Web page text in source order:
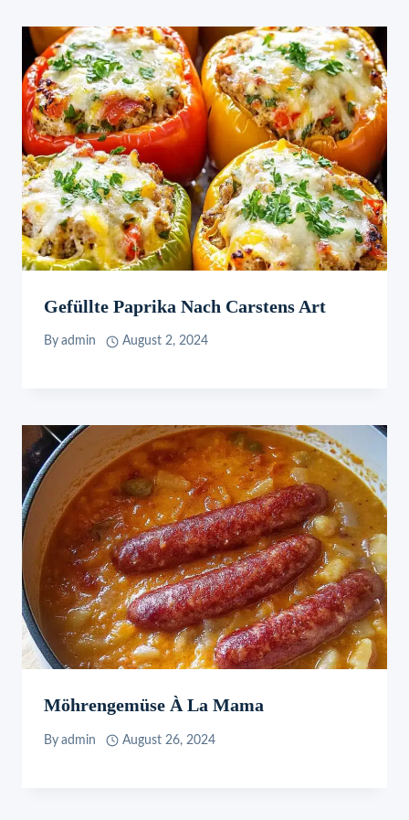
Gefüllte Paprika Nach Carstens Art
By admin August 2, 2024
Möhrengemüse À La Mama
By admin August 26, 2024